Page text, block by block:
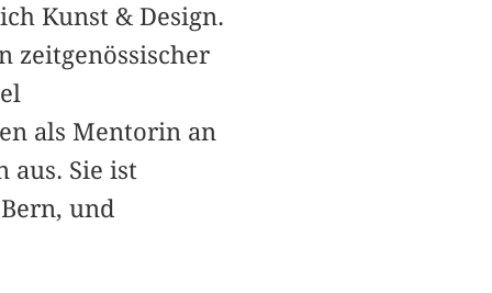
Kunst & Design.
zeitgenössischer
als Mentorin an
aus. Sie ist
und